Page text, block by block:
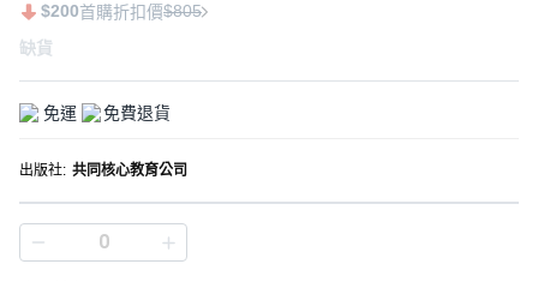
$200首購折扣價$805
缺貨
免運 免費退貨
出版社: 共同核心教育公司